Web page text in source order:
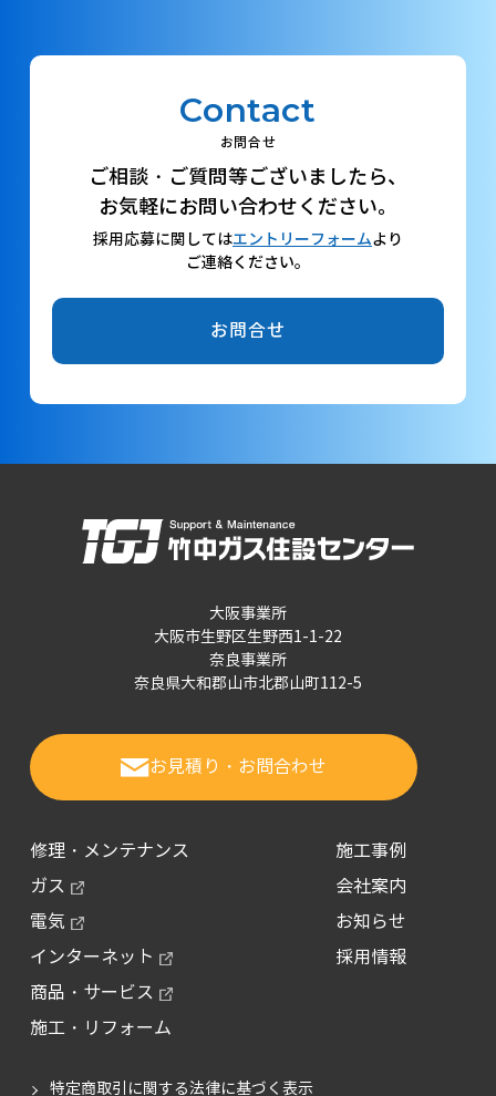
Contact
お問合せ
ご相談・ご質問等ございましたら、
お気軽にお問い合わせください。
採用応募に関してはエントリーフォームより
ご連絡ください。
お問合せ
大阪事業所
大阪市生野区生野西1-1-22
奈良事業所
奈良県大和郡山市北郡山町112-5
お見積り・お問合わせ
修理・メンテナンス
ガス
電気
インターネット
商品・サービス
施工・リフォーム
施工事例
会社案内
お知らせ
採用情報
特定商取引に関する法律に基づく表示